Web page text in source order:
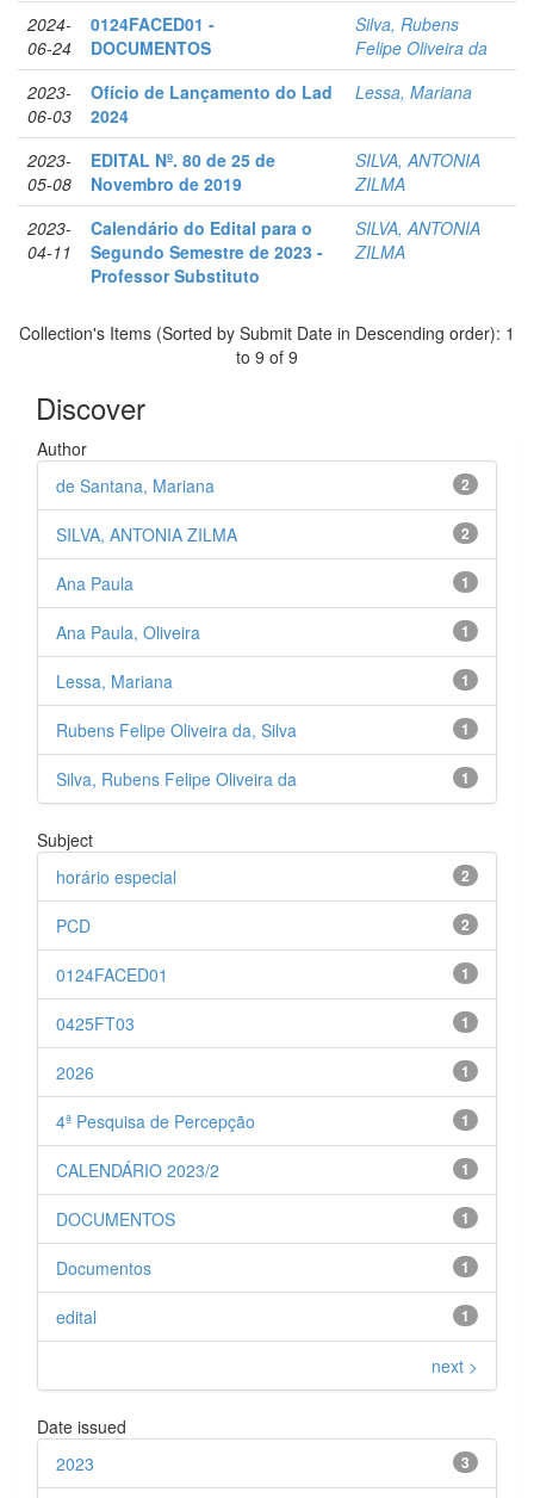
2024-
06-24
0124FACED01 -
DOCUMENTOS
Silva, Rubens
Felipe Oliveira da
2023-
06-03
Ofício de Lançamento do Lad
2024
Lessa, Mariana
2023-
05-08
EDITAL Nº. 80 de 25 de
Novembro de 2019
SILVA, ANTONIA
ZILMA
2023-
04-11
Calendário do Edital para o
Segundo Semestre de 2023 -
Professor Substituto
SILVA, ANTONIA
ZILMA
Collection's Items (Sorted by Submit Date in Descending order): 1
to 9 of 9
Discover
Author
2
de Santana, Mariana
2
SILVA, ANTONIA ZILMA
1
Ana Paula
1
Ana Paula, Oliveira
1
Lessa, Mariana
1
Rubens Felipe Oliveira da, Silva
1
Silva, Rubens Felipe Oliveira da
Subject
2
horário especial
2
PCD
1
0124FACED01
1
0425FT03
1
2026
1
4ª Pesquisa de Percepção
1
CALENDÁRIO 2023/2
1
DOCUMENTOS
1
Documentos
1
edital
next >
Date issued
3
2023